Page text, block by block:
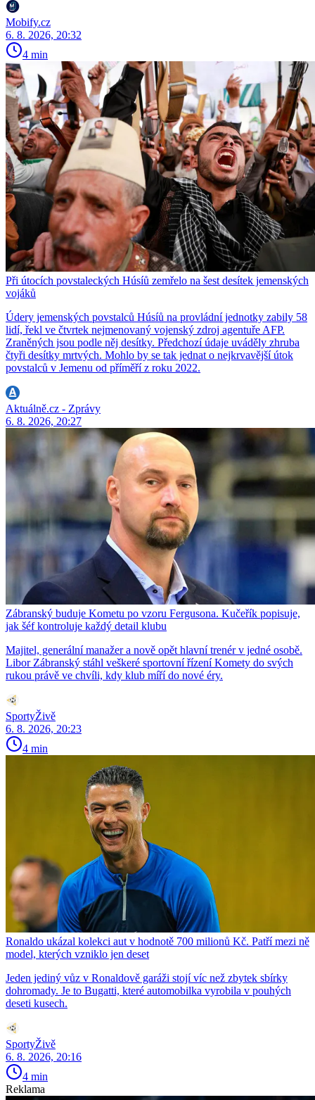
Mobify.cz
6. 8. 2026, 20:32
4 min
Při útocích povstaleckých Húsíů zemřelo na šest desítek jemenských
vojáků
Údery jemenských povstalců Húsíů na provládní jednotky zabily 58
lidí, řekl ve čtvrtek nejmenovaný vojenský zdroj agentuře AFP.
Zraněných jsou podle něj desítky. Předchozí údaje uváděly zhruba
čtyři desítky mrtvých. Mohlo by se tak jednat o nejkrvavější útok
povstalců v Jemenu od příměří z roku 2022.
Aktuálně.cz - Zprávy
6. 8. 2026, 20:27
Zábranský buduje Kometu po vzoru Fergusona. Kučeřík popisuje,
jak šéf kontroluje každý detail klubu
Majitel, generální manažer a nově opět hlavní trenér v jedné osobě.
Libor Zábranský stáhl veškeré sportovní řízení Komety do svých
rukou právě ve chvíli, kdy klub míří do nové éry.
SportyŽivě
6. 8. 2026, 20:23
4 min
Ronaldo ukázal kolekci aut v hodnotě 700 milionů Kč. Patří mezi ně
model, kterých vzniklo jen deset
Jeden jediný vůz v Ronaldově garáži stojí víc než zbytek sbírky
dohromady. Je to Bugatti, které automobilka vyrobila v pouhých
deseti kusech.
SportyŽivě
6. 8. 2026, 20:16
4 min
Reklama